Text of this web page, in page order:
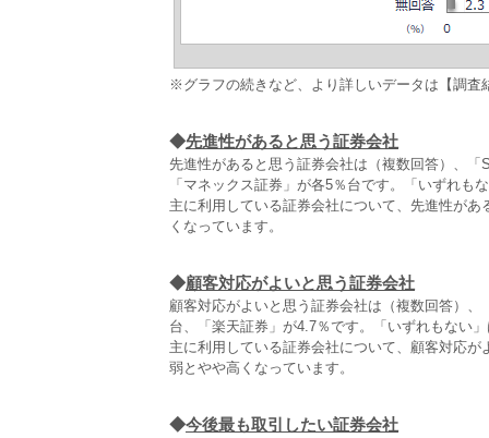
※グラフの続きなど、より詳しいデータは【調査
◆先進性があると思う証券会社
先進性があると思う証券会社は（複数回答）、
「マネックス証券」が各5％台です。「いずれも
主に利用している証券会社について、先進性が
くなっています。
◆顧客対応がよいと思う証券会社
顧客対応がよいと思う証券会社は（複数回答）
台、「楽天証券」が4.7％です。「いずれもない
主に利用している証券会社について、顧客対応
弱とやや高くなっています。
◆今後最も取引したい証券会社